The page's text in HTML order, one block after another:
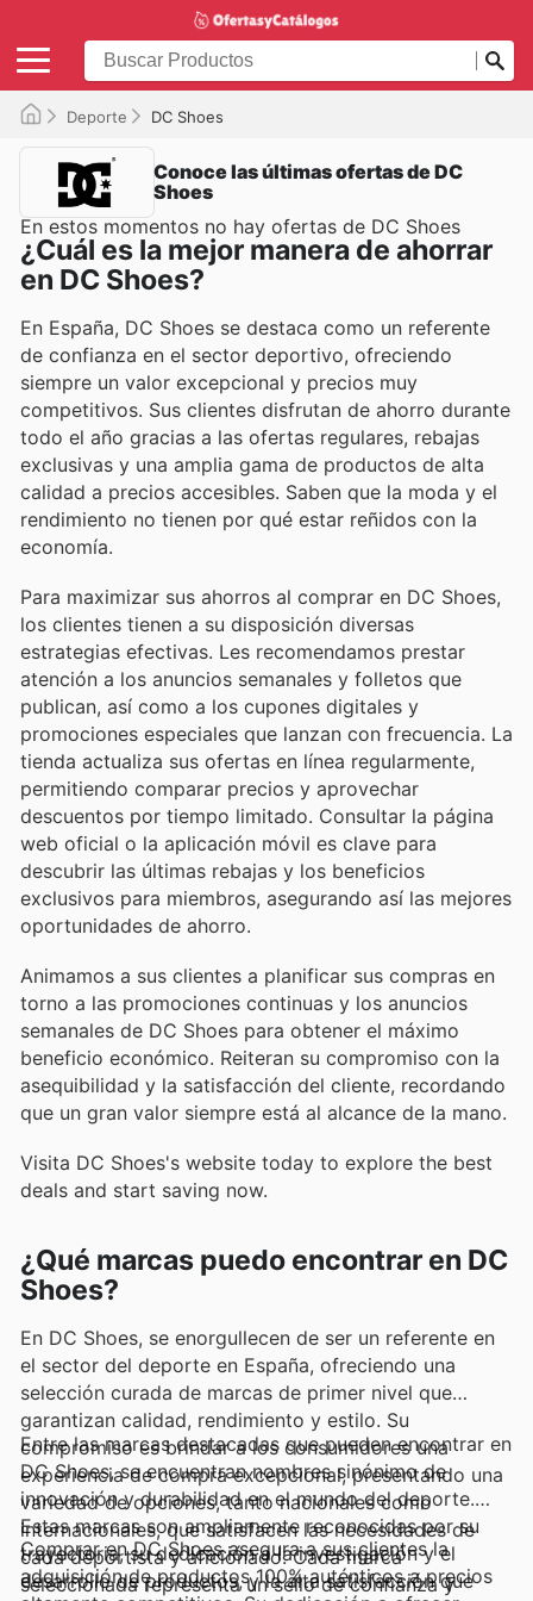
Deporte DC Shoes
Conoce las últimas ofertas de DC
Shoes
En estos momentos no hay ofertas de DC Shoes
¿Cuál es la mejor manera de ahorrar
en DC Shoes?
En España, DC Shoes se destaca como un referente
de confianza en el sector deportivo, ofreciendo
siempre un valor excepcional y precios muy
competitivos. Sus clientes disfrutan de ahorro durante
todo el año gracias a las ofertas regulares, rebajas
exclusivas y una amplia gama de productos de alta
calidad a precios accesibles. Saben que la moda y el
rendimiento no tienen por qué estar reñidos con la
economía.
Para maximizar sus ahorros al comprar en DC Shoes,
los clientes tienen a su disposición diversas
estrategias efectivas. Les recomendamos prestar
atención a los anuncios semanales y folletos que
publican, así como a los cupones digitales y
promociones especiales que lanzan con frecuencia. La
tienda actualiza sus ofertas en línea regularmente,
permitiendo comparar precios y aprovechar
descuentos por tiempo limitado. Consultar la página
web oficial o la aplicación móvil es clave para
descubrir las últimas rebajas y los beneficios
exclusivos para miembros, asegurando así las mejores
oportunidades de ahorro.
Animamos a sus clientes a planificar sus compras en
torno a las promociones continuas y los anuncios
semanales de DC Shoes para obtener el máximo
beneficio económico. Reiteran su compromiso con la
asequibilidad y la satisfacción del cliente, recordando
que un gran valor siempre está al alcance de la mano.
Visita DC Shoes's website today to explore the best
deals and start saving now.
¿Qué marcas puedo encontrar en DC
Shoes?
En DC Shoes, se enorgullecen de ser un referente en
el sector del deporte en España, ofreciendo una
selección curada de marcas de primer nivel que
garantizan calidad, rendimiento y estilo. Su
compromiso es brindar a los consumidores una
experiencia de compra excepcional, presentando una
variedad de opciones, tanto nacionales como
internacionales, que satisfacen las necesidades de
cada deportista y aficionado. Cada marca
seleccionada representa un sello de confianza y
Entre las marcas destacadas que pueden encontrar en
DC Shoes, se encuentran nombres sinónimo de
innovación y durabilidad en el mundo del deporte.
Estas marcas son ampliamente reconocidas por su
trayectoria, su dedicación a la investigación y el
desarrollo de productos, y la alta satisfacción que
Comprar en DC Shoes asegura a sus clientes la
adquisición de productos 100% auténticos a precios